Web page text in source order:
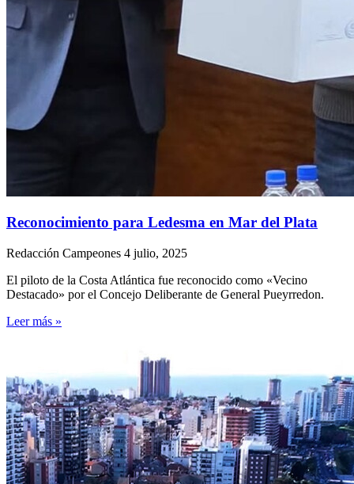
Reconocimiento para Ledesma en Mar del Plata
Redacción Campeones 4 julio, 2025
El piloto de la Costa Atlántica fue reconocido como «Vecino
Destacado» por el Concejo Deliberante de General Pueyrredon.
Leer más »